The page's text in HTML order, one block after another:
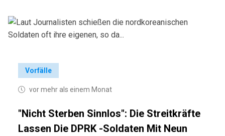
Vorfälle
vor mehr als einem Monat
"Nicht Sterben Sinnlos": Die Streitkräfte
Lassen Die DPRK -Soldaten Mit Neun